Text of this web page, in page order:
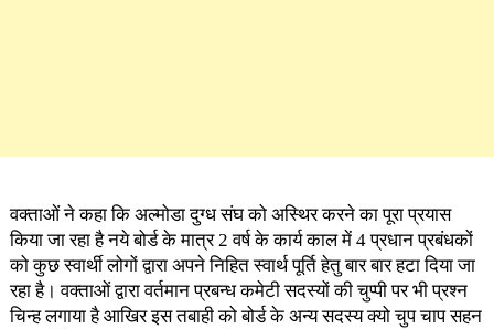
वक्ताओं ने कहा कि अल्मोडा दुग्ध संघ को अस्थिर करने का पूरा प्रयास
किया जा रहा है नये बोर्ड के मात्र 2 वर्ष के कार्य काल में 4 प्रधान प्रबंधकों
को कुछ स्वार्थी लोगों द्वारा अपने निहित स्वार्थ पूर्ति हेतु बार बार हटा दिया जा
रहा है। वक्ताओं द्वारा वर्तमान प्रबन्ध कमेटी सदस्यों की चुप्पी पर भी प्रश्न
चिन्ह लगाया है आखिर इस तबाही को बोर्ड के अन्य सदस्य क्यो चुप चाप सहन